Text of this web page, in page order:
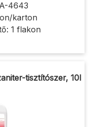
4643
karton
1 flakon
tisztítószer, 10l